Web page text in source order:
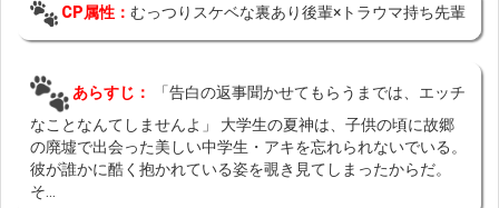
CP属性： むっつりスケベな裏あり後輩×トラウマ持ち先輩
あらすじ：
「告白の返事聞かせてもらうまでは、エッチ
なことなんてしませんよ」 大学生の夏神は、子供の頃に故郷
の廃墟で出会った美しい中学生・アキを忘れられないでいる。
彼が誰かに酷く抱かれている姿を覗き見てしまったからだ。
そ...